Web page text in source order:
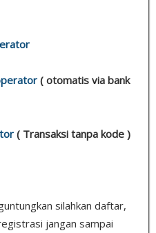
( otomatis via bank
( Transaksi tanpa kode )
silahkan daftar,
jangan sampai